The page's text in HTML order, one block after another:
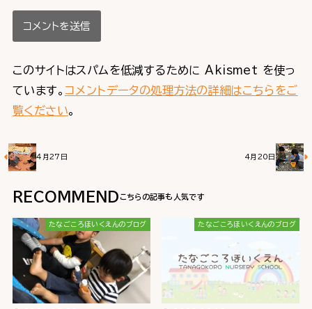
このサイトはスパムを低減するために Akismet を使っ
ています。 コメントデータの処理方法の詳細はこちらをご
覧ください。
４月27日 4月20日
RECOMMEND
たなごころほいくえんのブログ たなごころほいくえんのブログ